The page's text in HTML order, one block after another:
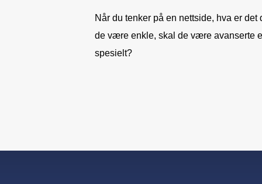
Når du tenker på en nettside, hva er
de være enkle, skal de være avanserte
spesielt?